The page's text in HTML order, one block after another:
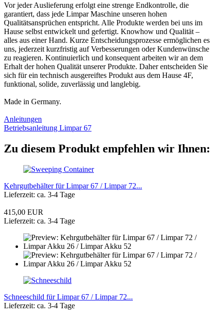
Vor jeder Auslieferung erfolgt eine strenge Endkontrolle, die
garantiert, dass jede Limpar Maschine unseren hohen
Qualitätsansprüchen entspricht. Alle Produkte werden bei uns im
Hause selbst entwickelt und gefertigt. Knowhow und Qualität –
alles aus einer Hand. Kurze Entscheidungsprozesse ermöglichen es
uns, jederzeit kurzfristig auf Verbesserungen oder Kundenwünsche
zu reagieren. Kontinuierlich und konsequent arbeiten wir an dem
Erhalt der hohen Qualität unserer Produkte. Daher entscheiden Sie
sich für ein technisch ausgereiftes Produkt aus dem Hause 4F,
funktional, solide, zuverlässig und langlebig.
Made in Germany.
Anleitungen
Betriebsanleitung Limpar 67
Zu diesem Produkt empfehlen wir Ihnen:
Kehrgutbehälter für Limpar 67 / Limpar 72...
Lieferzeit: ca. 3-4 Tage
415,00 EUR
Lieferzeit: ca. 3-4 Tage
Schneeschild für Limpar 67 / Limpar 72...
Lieferzeit: ca. 3-4 Tage